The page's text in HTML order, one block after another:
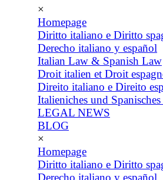
×
Homepage
Diritto italiano e Diritto
Derecho italiano y español
Italian Law & Spanish Law
Droit italien et Droit
Direito italiano e Direito
Italieniches und
LEGAL NEWS
BLOG
×
Homepage
Diritto italiano e Diritto
Derecho italiano y español